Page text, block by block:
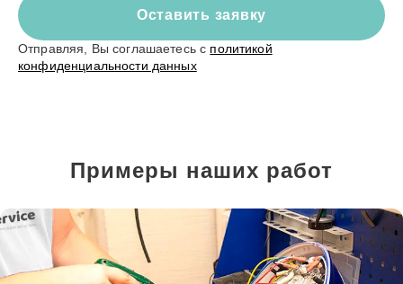
Оставить заявку
Отправляя, Вы соглашаетесь с политикой
конфиденциальности данных
Примеры наших работ